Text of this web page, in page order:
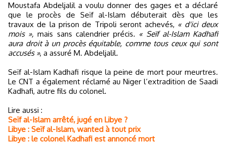
Moustafa Abdeljalil a voulu donner des gages et a déclaré
que le procès de Seïf al-Islam débuterait dès que les
travaux de la prison de Tripoli seront achevés, « d'ici deux
mois », mais sans calendrier précis. « Seïf al-Islam Kadhafi
aura droit à un procès équitable, comme tous ceux qui sont
accusés », a assuré M. Abdeljalil.
Seïf al-Islam Kadhafi risque la peine de mort pour meurtres.
Le CNT a également réclamé au Niger l’extradition de Saadi
Kadhafi, autre fils du colonel.
Lire aussi :
Seïf al-Islam arrêté, jugé en Libye ?
Libye : Seïf al-Islam, wanted à tout prix
Libye : le colonel Kadhafi est annoncé mort